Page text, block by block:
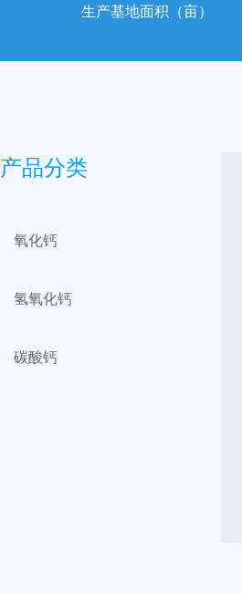
生产基地面积（亩）
产品分类
氧化钙
氢氧化钙
碳酸钙
广泛的应用。